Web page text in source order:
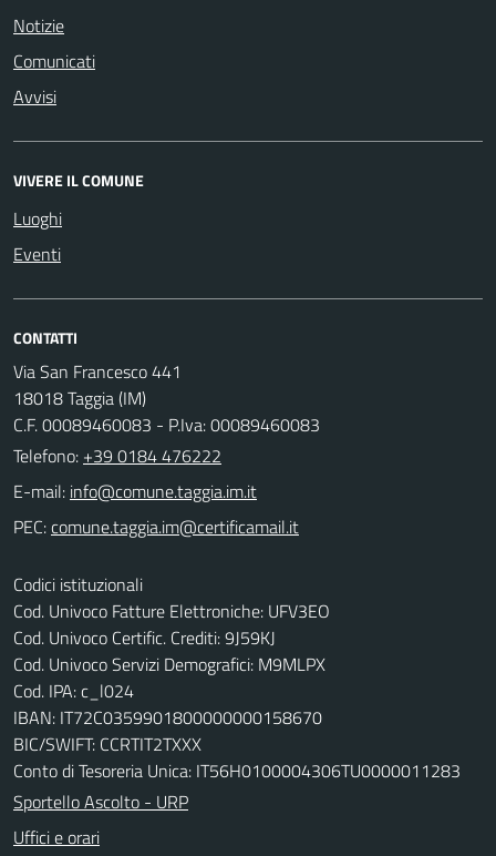
Notizie
Comunicati
Avvisi
VIVERE IL COMUNE
Luoghi
Eventi
CONTATTI
Via San Francesco 441
18018 Taggia (IM)
C.F. 00089460083 - P.Iva: 00089460083
Telefono: +39 0184 476222
E-mail:
PEC:
Codici istituzionali
Cod. Univoco Fatture Elettroniche: UFV3EO
Cod. Univoco Certific. Crediti: 9J59KJ
Cod. Univoco Servizi Demografici: M9MLPX
Cod. IPA: c_l024
IBAN: IT72C0359901800000000158670
BIC/SWIFT: CCRTIT2TXXX
Conto di Tesoreria Unica: IT56H0100004306TU0000011283
Sportello Ascolto - URP
Uffici e orari